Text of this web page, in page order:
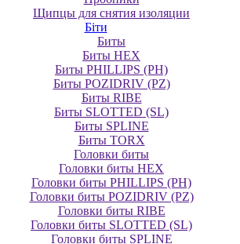
Щипцы для снятия изоляции
Біти
Биты
Биты HEX
Биты PHILLIPS (PH)
Биты POZIDRIV (PZ)
Биты RIBE
Биты SLOTTED (SL)
Биты SPLINE
Биты TORX
Головки биты
Головки биты HEX
Головки биты PHILLIPS (PH)
Головки биты POZIDRIV (PZ)
Головки биты RIBE
Головки биты SLOTTED (SL)
Головки биты SPLINE